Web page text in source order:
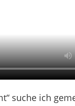
suche ich